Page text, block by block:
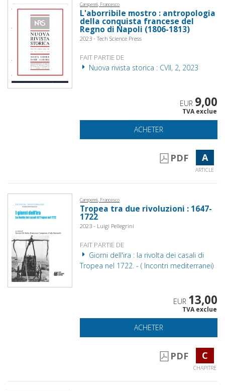
Campennì, Francesco
L'aborribile mostro : antropologia
della conquista francese del
Regno di Napoli (1806-1813)
2023 - Tech Science Press
FAIT PARTIE DE
Nuova rivista storica : CVII, 2, 2023
EUR 9,00
TVA exclue
ACHETER
PDF A
ARTICLE
Campennì, Francesco
Tropea tra due rivoluzioni : 1647-
1722
2023 - Luigi Pellegrini
FAIT PARTIE DE
Giorni dell'ira : la rivolta dei casali di
Tropea nel 1722. - ( Incontri mediterranei)
EUR 13,00
TVA exclue
ACHETER
PDF C
CHAPITRE